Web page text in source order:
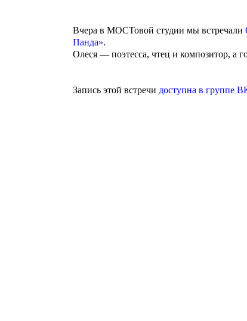
Вчера в МОСТовой студии мы встречали
Панда».
Олеся — поэтесса, чтец и композитор,
Запись этой встречи доступна в группе